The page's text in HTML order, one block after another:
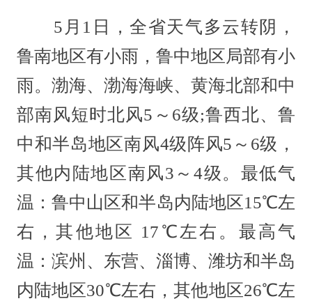
5月1日，全省天气多云转阴，
鲁南地区有小雨，鲁中地区局部有小
雨。渤海、渤海海峡、黄海北部和中
部南风短时北风5～6级;鲁西北、鲁
中和半岛地区南风4级阵风5～6级，
其他内陆地区南风3～4级。最低气
温：鲁中山区和半岛内陆地区15℃左
右，其他地区 17℃左右。最高气
温：滨州、东营、淄博、潍坊和半岛
内陆地区30℃左右，其他地区26℃左